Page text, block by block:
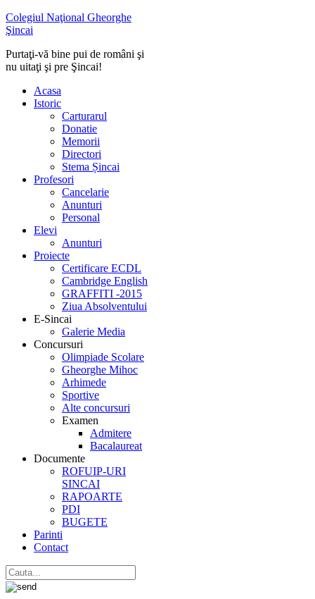
Colegiul Naţional Gheorghe
Şincai
Purtaţi-vă bine pui de români şi
nu uitaţi şi pre Şincai!
Acasa
Istoric
Carturarul
Donatie
Memorii
Directori
Stema Șincai
Profesori
Cancelarie
Anunturi
Personal
Elevi
Anunturi
Proiecte
Certificare ECDL
Cambridge English
GRAFFITI -2015
Ziua Absolventului
E-Sincai
Galerie Media
Concursuri
Olimpiade Scolare
Gheorghe Mihoc
Arhimede
Sportive
Alte concursuri
Examen
Admitere
Bacalaureat
Documente
ROFUIP-URI
SINCAI
RAPOARTE
PDI
BUGETE
Parinti
Contact